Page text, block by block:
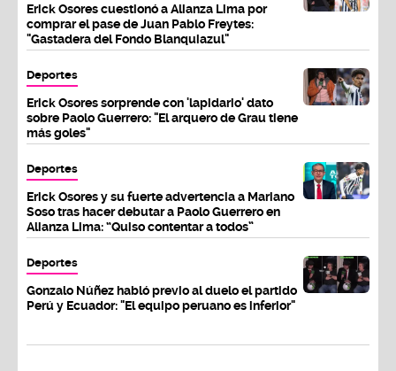
Erick Osores cuestionó a Alianza Lima por
comprar el pase de Juan Pablo Freytes:
"Gastadera del Fondo Blanquiazul"
Deportes
Erick Osores sorprende con 'lapidario' dato
sobre Paolo Guerrero: "El arquero de Grau tiene
más goles"
Deportes
Erick Osores y su fuerte advertencia a Mariano
Soso tras hacer debutar a Paolo Guerrero en
Alianza Lima: “Quiso contentar a todos”
Deportes
Gonzalo Núñez habló previo al duelo el partido
Perú y Ecuador: "El equipo peruano es inferior"